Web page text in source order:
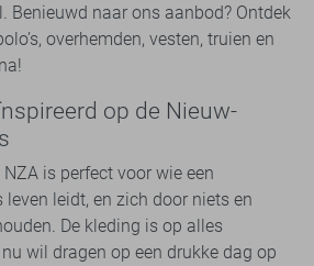
Benieuwd naar ons aanbod? Ontdek
overhemden, vesten, truien en
op de Nieuw-
is perfect voor wie een
leidt, en zich door niets en
De kleding is op alles
wil dragen op een drukke dag op